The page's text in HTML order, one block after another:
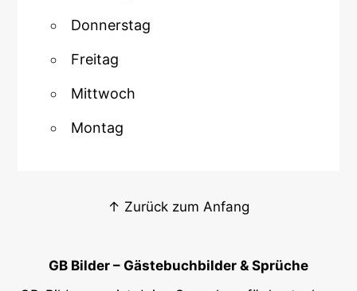
Donnerstag
Freitag
Mittwoch
Montag
↑ Zurück zum Anfang
GB Bilder – Gästebuchbilder & Sprüche